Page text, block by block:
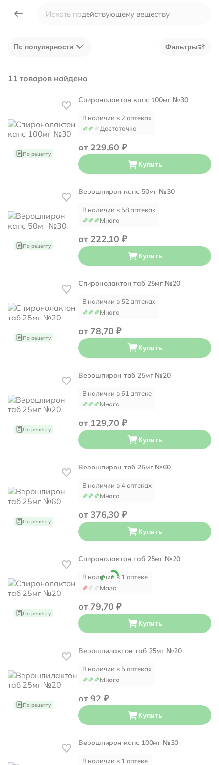
Искать подействующему веществу
По популярности Фильтры
11 товаров найдено
По рецепту
Спиронолактон капс 100мг №30
В наличии в 2 аптеках
Достаточно
от 229,60 ₽
Купить
По рецепту
Верошпирон капс 50мг №30
В наличии в 58 аптеках
Много
от 222,10 ₽
Купить
По рецепту
Спиронолактон таб 25мг №20
В наличии в 52 аптеках
Много
от 78,70 ₽
Купить
По рецепту
Верошпирон таб 25мг №20
В наличии в 61 аптеке
Много
от 129,70 ₽
Купить
По рецепту
Верошпирон таб 25мг №60
В наличии в 4 аптеках
Много
от 376,30 ₽
Купить
По рецепту
Спиронолактон таб 25мг №20
В наличии в 1 аптеке
Мало
от 79,70 ₽
Купить
По рецепту
Верошпилактон таб 25мг №20
В наличии в 5 аптеках
Много
от 92 ₽
Купить
Верошпирон капс 100мг №30
В наличии в 1 аптеке